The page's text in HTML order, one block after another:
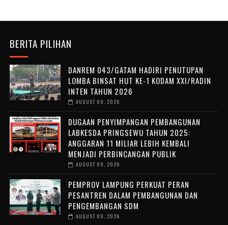
BERITA PILIHAN
DANREM 043/GATAM HADIRI PENUTUPAN
LOMBA BINSAT HUT KE-1 KODAM XXI/RADIN
INTEN TAHUN 2026
AUGUST 09, 2026
DUGAAN PENYIMPANGAN PEMBANGUNAN
LABKESDA PRINGSEWU TAHUN 2025:
ANGGARAN 11 MILIAR LEBIH KEMBALI
MENJADI PERBINCANGAN PUBLIK
AUGUST 09, 2026
PEMPROV LAMPUNG PERKUAT PERAN
PESANTREN DALAM PEMBANGUNAN DAN
PENGEMBANGAN SDM
AUGUST 09, 2026